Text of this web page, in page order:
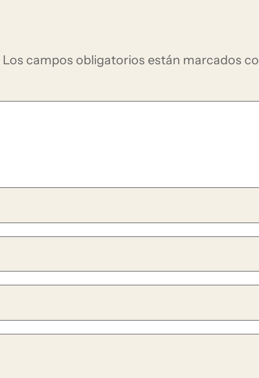
Los campos obligatorios están marcados